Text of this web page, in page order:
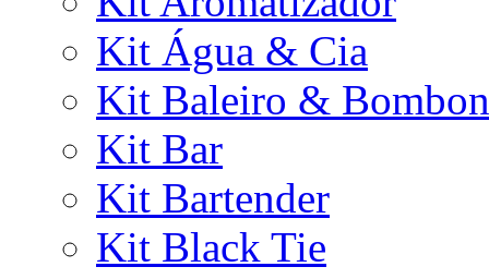
Kit Água & Cia
Kit Baleiro &
Kit Bar
Kit Bartender
Kit Black Tie